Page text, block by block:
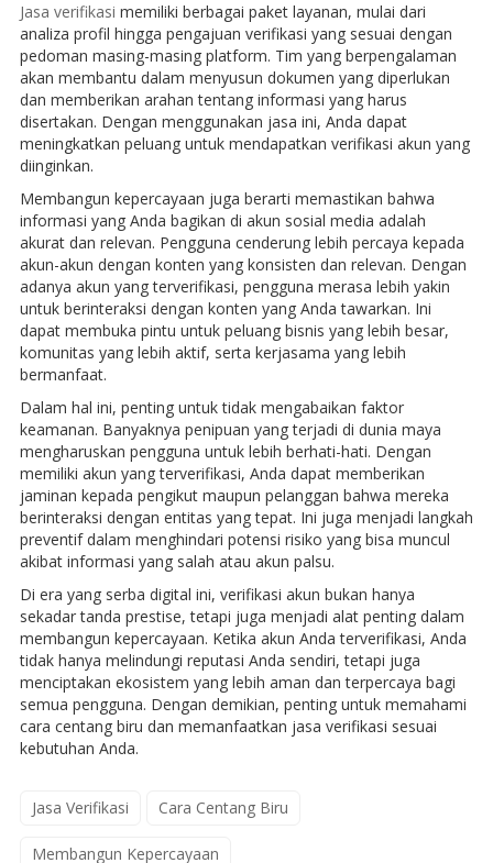
Jasa verifikasi memiliki berbagai paket layanan, mulai dari
analiza profil hingga pengajuan verifikasi yang sesuai dengan
pedoman masing-masing platform. Tim yang berpengalaman
akan membantu dalam menyusun dokumen yang diperlukan
dan memberikan arahan tentang informasi yang harus
disertakan. Dengan menggunakan jasa ini, Anda dapat
meningkatkan peluang untuk mendapatkan verifikasi akun yang
diinginkan.
Membangun kepercayaan juga berarti memastikan bahwa
informasi yang Anda bagikan di akun sosial media adalah
akurat dan relevan. Pengguna cenderung lebih percaya kepada
akun-akun dengan konten yang konsisten dan relevan. Dengan
adanya akun yang terverifikasi, pengguna merasa lebih yakin
untuk berinteraksi dengan konten yang Anda tawarkan. Ini
dapat membuka pintu untuk peluang bisnis yang lebih besar,
komunitas yang lebih aktif, serta kerjasama yang lebih
bermanfaat.
Dalam hal ini, penting untuk tidak mengabaikan faktor
keamanan. Banyaknya penipuan yang terjadi di dunia maya
mengharuskan pengguna untuk lebih berhati-hati. Dengan
memiliki akun yang terverifikasi, Anda dapat memberikan
jaminan kepada pengikut maupun pelanggan bahwa mereka
berinteraksi dengan entitas yang tepat. Ini juga menjadi langkah
preventif dalam menghindari potensi risiko yang bisa muncul
akibat informasi yang salah atau akun palsu.
Di era yang serba digital ini, verifikasi akun bukan hanya
sekadar tanda prestise, tetapi juga menjadi alat penting dalam
membangun kepercayaan. Ketika akun Anda terverifikasi, Anda
tidak hanya melindungi reputasi Anda sendiri, tetapi juga
menciptakan ekosistem yang lebih aman dan terpercaya bagi
semua pengguna. Dengan demikian, penting untuk memahami
cara centang biru dan memanfaatkan jasa verifikasi sesuai
kebutuhan Anda.
Jasa Verifikasi Cara Centang Biru
Membangun Kepercayaan